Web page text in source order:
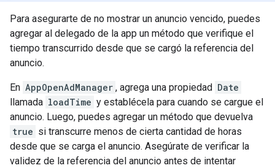
Para asegurarte de no mostrar un anuncio vencido, puedes
agregar al delegado de la app un método que verifique el
tiempo transcurrido desde que se cargó la referencia del
anuncio.
En AppOpenAdManager , agrega una propiedad Date
llamada loadTime y establécela para cuando se cargue el
anuncio. Luego, puedes agregar un método que devuelva
true si transcurre menos de cierta cantidad de horas
desde que se carga el anuncio. Asegúrate de verificar la
validez de la referencia del anuncio antes de intentar